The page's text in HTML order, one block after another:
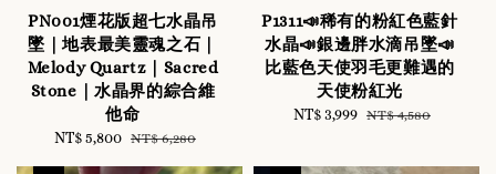
PN001煙花版超七水晶吊
墜｜地表最美靈魂之石｜
Melody Quartz｜Sacred
Stone｜水晶界的綜合維
他命
Sale
NT$ 5,800 Regular
NT$ 6,280
P1311📣稀有的粉紅色藍針
水晶📣銀邊胖水滴吊墜📣
比藍色天使羽毛更難遇的
天使粉紅光
Sale
NT$ 3,999 Regular
NT$ 4,580